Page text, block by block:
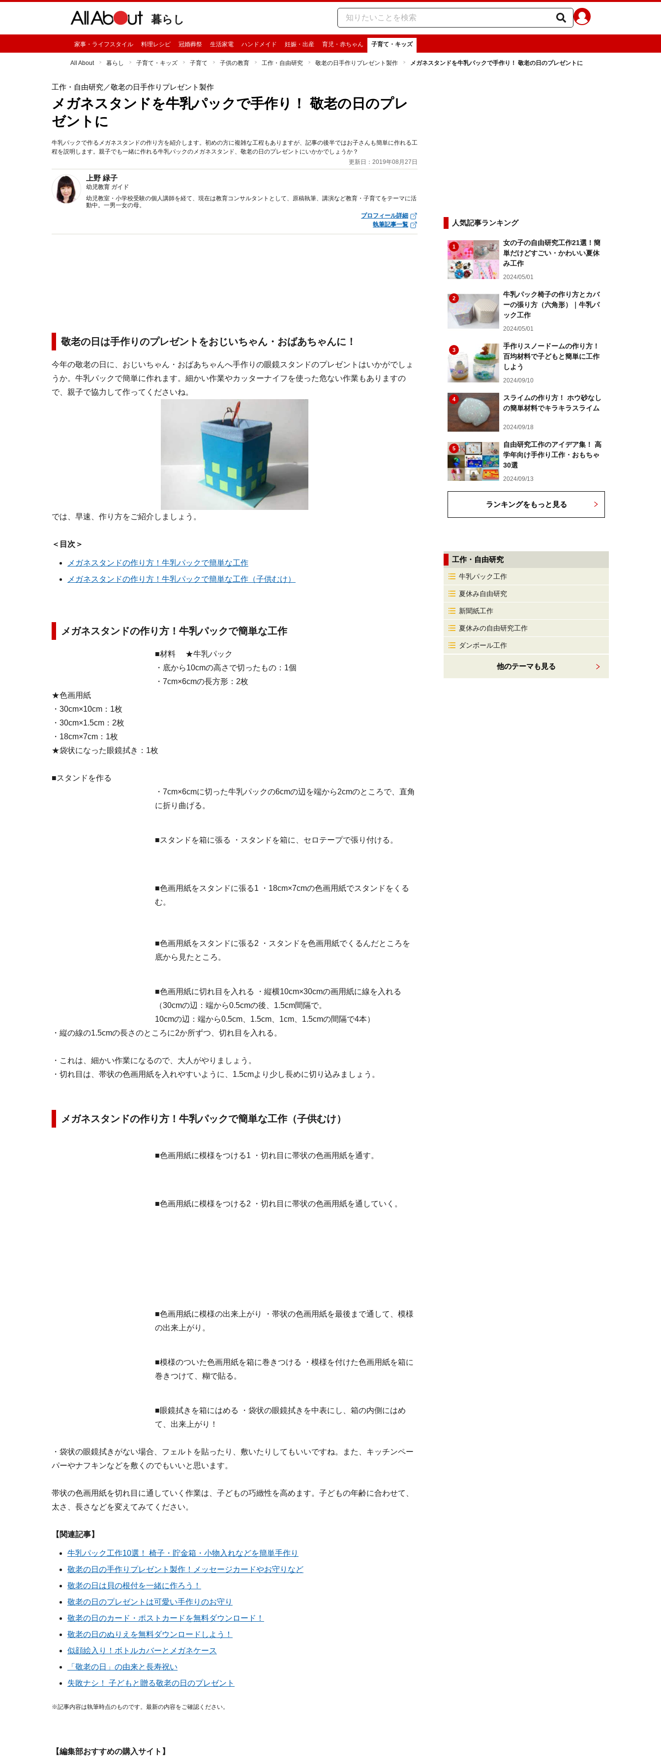
暮らし
家事・ライフスタイル 料理レシピ 冠婚葬祭 生活家電 ハンドメイド 妊娠・出産 育児・赤ちゃん 子育て・キッズ
All About 暮らし 子育て・キッズ 子育て 子供の教育 工作・自由研究 敬老の日手作りプレゼント製作 メガネスタンドを牛乳パックで手作り！ 敬老の日のプレゼントに
工作・自由研究／敬老の日手作りプレゼント製作
メガネスタンドを牛乳パックで手作り！ 敬老の日のプレ
ゼントに
牛乳パックで作るメガネスタンドの作り方を紹介します。初めの方に複雑な工程もありますが、記事の後半ではお子さんも簡単に作れる工
程を説明します。親子でも一緒に作れる牛乳パックのメガネスタンド、敬老の日のプレゼントにいかかでしょうか？
更新日：2019年08月27日
上野 緑子
幼児教育 ガイド
幼児教室・小学校受験の個人講師を経て、現在は教育コンサルタントとして、原稿執筆、講演など教育・子育てをテーマに活
動中。一男一女の母。
プロフィール詳細
執筆記事一覧
敬老の日は手作りのプレゼントをおじいちゃん・おばあちゃんに！
今年の敬老の日に、おじいちゃん・おばあちゃんへ手作りの眼鏡スタンドのプレゼントはいかがでしょ
うか。牛乳パックで簡単に作れます。細かい作業やカッターナイフを使った危ない作業もありますの
で、親子で協力して作ってくださいね。
では、早速、作り方をご紹介しましょう。
＜目次＞
メガネスタンドの作り方！牛乳パックで簡単な工作
メガネスタンドの作り方！牛乳パックで簡単な工作（子供むけ）
メガネスタンドの作り方！牛乳パックで簡単な工作
■材料 ★牛乳パック
・底から10cmの高さで切ったもの：1個
・7cm×6cmの長方形：2枚
★色画用紙
・30cm×10cm：1枚
・30cm×1.5cm：2枚
・18cm×7cm：1枚
★袋状になった眼鏡拭き：1枚
■スタンドを作る
・7cm×6cmに切った牛乳パックの6cmの辺を端から2cmのところで、直角
に折り曲げる。
■スタンドを箱に張る ・スタンドを箱に、セロテープで張り付ける。
■色画用紙をスタンドに張る1
・18cm×7cmの色画用紙でスタンドをくる
む。
■色画用紙をスタンドに張る2
・スタンドを色画用紙でくるんだところを
底から見たところ。
■色画用紙に切れ目を入れる
・縦横10cm×30cmの画用紙に線を入れる
（30cmの辺：端から0.5cmの後、1.5cm間隔で。
10cmの辺：端から0.5cm、1.5cm、1cm、1.5cmの間隔で4本）
・縦の線の1.5cmの長さのところに2か所ずつ、切れ目を入れる。
・これは、細かい作業になるので、大人がやりましょう。
・切れ目は、帯状の色画用紙を入れやすいように、1.5cmより少し長めに切り込みましょう。
メガネスタンドの作り方！牛乳パックで簡単な工作（子供むけ）
■色画用紙に模様をつける1 ・切れ目に帯状の色画用紙を通す。
■色画用紙に模様をつける2 ・切れ目に帯状の色画用紙を通していく。
■色画用紙に模様の出来上がり
・帯状の色画用紙を最後まで通して、模様
の出来上がり。
■模様のついた色画用紙を箱に巻きつける
・模様を付けた色画用紙を箱に
巻きつけて、糊で貼る。
■眼鏡拭きを箱にはめる
・袋状の眼鏡拭きを中表にし、箱の内側にはめ
て、出来上がり！
・袋状の眼鏡拭きがない場合、フェルトを貼ったり、敷いたりしてもいいですね。また、キッチンペー
パーやナフキンなどを敷くのでもいいと思います。
帯状の色画用紙を切れ目に通していく作業は、子どもの巧緻性を高めます。子どもの年齢に合わせて、
太さ、長さなどを変えてみてください。
【関連記事】
牛乳パック工作10選！ 椅子・貯金箱・小物入れなどを簡単手作り
敬老の日の手作りプレゼント製作！メッセージカードやお守りなど
敬老の日は貝の根付を一緒に作ろう！
敬老の日のプレゼントは可愛い手作りのお守り
敬老の日のカード・ポストカードを無料ダウンロード！
敬老の日のぬりえを無料ダウンロードしよう！
似顔絵入り！ボトルカバーとメガネケース
「敬老の日」の由来と長寿祝い
失敗ナシ！ 子どもと贈る敬老の日のプレゼント
※記事内容は執筆時点のものです。最新の内容をご確認ください。
【編集部おすすめの購入サイト】
人気記事ランキング
1
女の子の自由研究工作21選！簡
単だけどすごい・かわいい夏休
み工作
2024/05/01
2
牛乳パック椅子の作り方とカバ
ーの張り方（六角形）｜牛乳パ
ック工作
2024/05/01
3
手作りスノードームの作り方！
百均材料で子どもと簡単に工作
しよう
2024/09/10
4
スライムの作り方！ ホウ砂なし
の簡単材料でキラキラスライム
2024/09/18
5
自由研究工作のアイデア集！ 高
学年向け手作り工作・おもちゃ
30選
2024/09/13
ランキングをもっと見る
工作・自由研究
牛乳パック工作
夏休み自由研究
新聞紙工作
夏休みの自由研究工作
ダンボール工作
他のテーマも見る